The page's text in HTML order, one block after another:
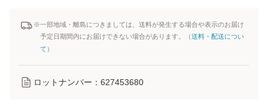
※一部地域・離島につきましては、送料が発生する場合や表示のお届け
予定日期間内にお届けできない場合があります。（送料・配送につい
て ）
ロットナンバー： 627453680